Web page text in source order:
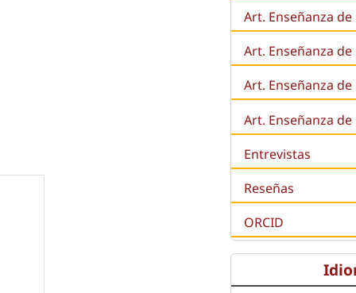
Art. Enseñanza de
Art. Enseñanza de
Art. Enseñanza
Art. Enseñanza
Entrevistas
Reseñas
ORCID